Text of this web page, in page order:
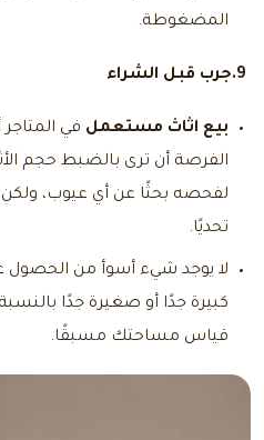
المضغوطة.
بيع اثاث مستعمل في
الفرصة أن ترى بالضبط حجم
لفحصه بحثًا عن أي عيوب، ولكن
تحديًا.
لا يوجد شيء أسوأ من الحصول
كبيرة جدًا أو صغيرة جدًا
قياس مساحتك مسبقًا.